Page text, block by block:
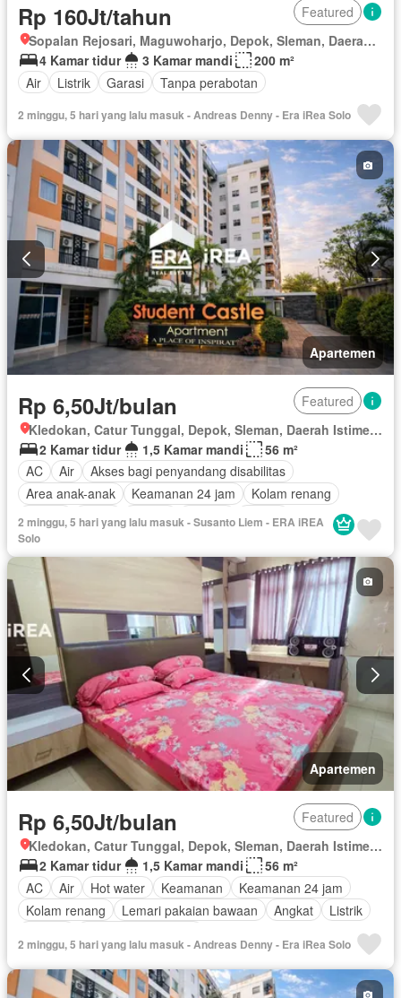
Rp 160Jt/tahun
Featured
Sopalan Rejosari, Maguwoharjo, Depok, Sleman, Daerah Istimewa Yogyakarta
4 Kamar tidur
3 Kamar mandi
200 m²
Air
Listrik Garasi Tanpa perabotan
2 minggu, 5 hari yang lalu masuk - Andreas Denny - Era iRea Solo
Apartemen
Rp 6,50Jt/bulan
Featured
Kledokan, Catur Tunggal, Depok, Sleman, Daerah Istimewa Yogyakarta
2 Kamar tidur
1,5 Kamar mandi
56 m²
AC
Air
Akses bagi penyandang disabilitas
Area anak-anak
Keamanan 24 jam
Kolam renang
Angkat
Listrik Taman Televisi
Garasi
Berperabot lengkap
2 minggu, 5 hari yang lalu masuk - Susanto Liem - ERA iREA
Solo
Apartemen
Rp 6,50Jt/bulan
Featured
Kledokan, Catur Tunggal, Depok, Sleman, Daerah Istimewa Yogyakarta
2 Kamar tidur
1,5 Kamar mandi
56 m²
AC
Air Hot water Keamanan
Keamanan 24 jam
Kolam renang
Lemari pakaian bawaan Angkat
Listrik
2 minggu, 5 hari yang lalu masuk - Andreas Denny - Era iRea Solo